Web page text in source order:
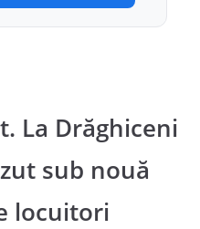
La Drăghiceni
sub nouă
locuitori